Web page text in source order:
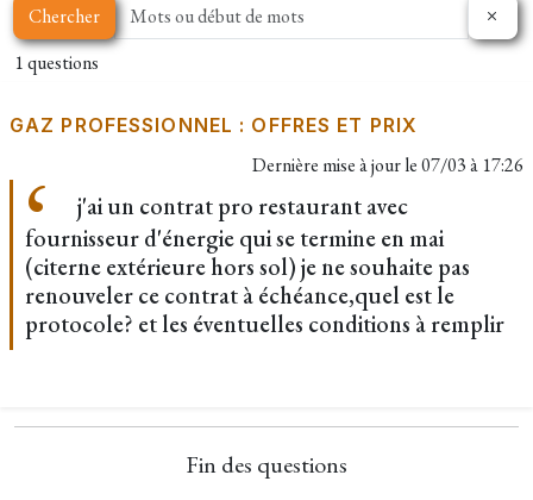
Chercher
1 questions
GAZ PROFESSIONNEL : OFFRES ET PRIX
Dernière mise à jour le07/03 à 17:26
j'ai un contrat pro restaurant avec
fournisseur d'énergie qui se termine en mai
(citerne extérieure hors sol) je ne souhaite pas
renouveler ce contrat à échéance,quel est le
protocole? et les éventuelles conditions à remplir
Fin des questions